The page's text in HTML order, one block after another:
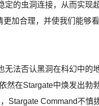
的虫洞连接，从而实现
加合理，并使我们能够
法否认黑洞在科幻中的
然在Stargate中焕发出勃
Stargate Command不慎